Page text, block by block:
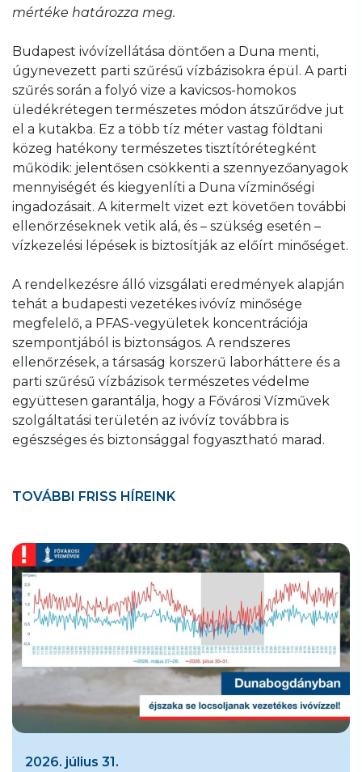
mértéke határozza meg.
Budapest ivóvízellátása döntően a Duna menti,
úgynevezett parti szűrésű vízbázisokra épül. A parti
szűrés során a folyó vize a kavicsos-homokos
üledékrétegen természetes módon átszűrődve jut
el a kutakba. Ez a több tíz méter vastag földtani
közeg hatékony természetes tisztítórétegként
működik: jelentősen csökkenti a szennyezőanyagok
mennyiségét és kiegyenlíti a Duna vízminőségi
ingadozásait. A kitermelt vizet ezt követően további
ellenőrzéseknek vetik alá, és – szükség esetén –
vízkezelési lépések is biztosítják az előírt minőséget.
A rendelkezésre álló vizsgálati eredmények alapján
tehát a budapesti vezetékes ivóvíz minősége
megfelelő, a PFAS-vegyületek koncentrációja
szempontjából is biztonságos. A rendszeres
ellenőrzések, a társaság korszerű laborháttere és a
parti szűrésű vízbázisok természetes védelme
együttesen garantálja, hogy a Fővárosi Vízművek
szolgáltatási területén az ivóvíz továbbra is
egészséges és biztonsággal fogyasztható marad.
TOVÁBBI FRISS HÍREINK
2026. július 31.